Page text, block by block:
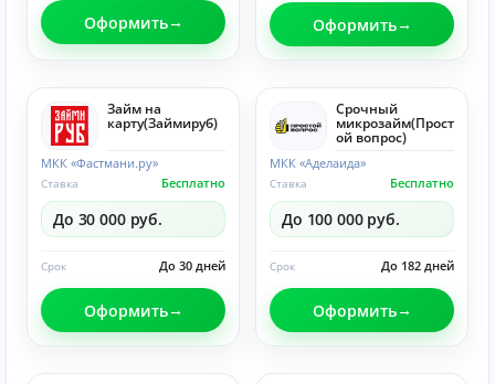
Оформить Оформить
Займ на
карту(Займируб)
МКК «Фастмани.ру»
Бесплатно
Ставка
До 30 000 руб.
До 30 дней
Срок
Оформить
Срочный
микрозайм(Прост
ой вопрос)
МКК «Аделаида»
Бесплатно
Ставка
До 100 000 руб.
До 182 дней
Срок
Оформить